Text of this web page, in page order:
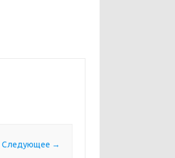
Следующее →